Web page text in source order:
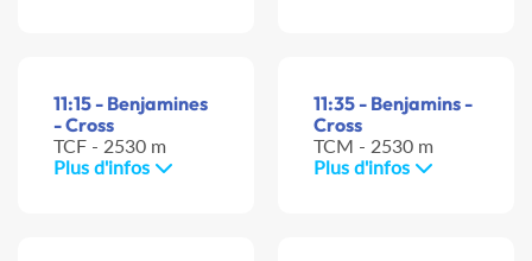
11:15 - Benjamines
- Cross
TCF - 2530 m
Plus d'infos
11:35 - Benjamins -
Cross
TCM - 2530 m
Plus d'infos